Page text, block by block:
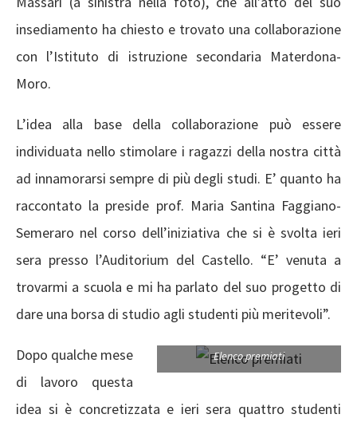
insediamento ha chiesto e trovato una collaborazione
con l’Istituto di istruzione secondaria Materdona-
Moro.
L’idea alla base della collaborazione può essere
individuata nello stimolare i ragazzi della nostra città
ad innamorarsi sempre di più degli studi. E’ quanto ha
raccontato la preside prof. Maria Santina Faggiano-
Semeraro nel corso dell’iniziativa che si è svolta ieri
sera presso l’Auditorium del Castello. “E’ venuta a
trovarmi a scuola e mi ha parlato del suo progetto di
dare una borsa di studio agli studenti più meritevoli”.
Elenco premiati
Dopo qualche mese
di lavoro questa
idea si è concretizzata e ieri sera quattro studenti